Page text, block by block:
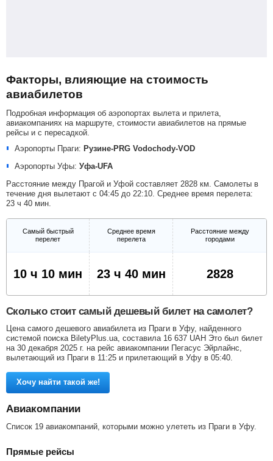
Факторы, влияющие на стоимость
авиабилетов
Подробная информация об аэропортах вылета и прилета,
авиакомпаниях на маршруте, стоимости авиабилетов на прямые
рейсы и с пересадкой.
Аэропорты Праги: Рузине-PRG Vodochody-VOD
Аэропорты Уфы: Уфа-UFA
Расстояние между Прагой и Уфой составляет 2828 км. Самолеты в
течение дня вылетают с 04:45 до 22:10. Среднее время перелета:
23 ч 40 мин.
Самый быстрый
перелет
Среднее время
перелета
Расстояние между
городами
10 ч 10 мин 23 ч 40 мин 2828
Сколько стоит самый дешевый билет на самолет?
Цена самого дешевого авиабилета из Праги в Уфу, найденного
системой поиска BiletyPlus.ua, составила 16 637 UAH Это был билет
на 30 декабря 2025 г. на рейс авиакомпании Пегасус Эйрлайнс,
вылетающий из Праги в 11:25 и прилетающий в Уфу в 05:40.
Хочу найти такой же!
Авиакомпании
Список 19 авиакомпаний, которыми можно улететь из Праги в Уфу.
Прямые рейсы